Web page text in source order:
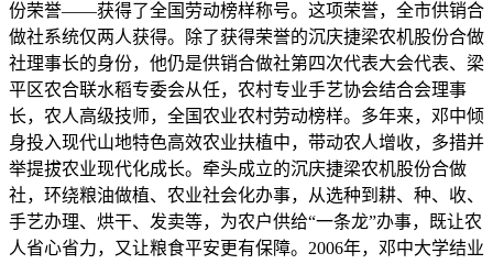
份荣誉——获得了全国劳动榜样称号。这项荣誉，全市供销合
做社系统仅两人获得。除了获得荣誉的沉庆捷梁农机股份合做
社理事长的身份，他仍是供销合做社第四次代表大会代表、梁
平区农合联水稻专委会从任，农村专业手艺协会结合会理事
长，农人高级技师，全国农业农村劳动榜样。多年来，邓中倾
身投入现代山地特色高效农业扶植中，带动农人增收，多措并
举提拔农业现代化成长。牵头成立的沉庆捷梁农机股份合做
社，环绕粮油做植、农业社会化办事，从选种到耕、种、收、
手艺办理、烘干、发卖等，为农户供给“一条龙”办事，既让农
人省心省力，又让粮食平安更有保障。2006年，邓中大学结业